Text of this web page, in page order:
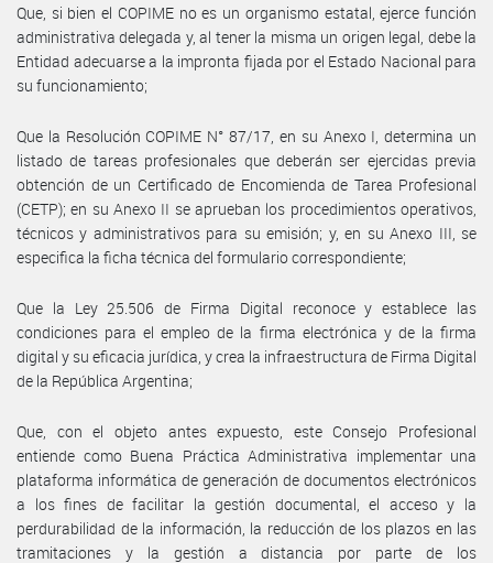
Que, si bien el COPIME no es un organismo estatal, ejerce función
administrativa delegada y, al tener la misma un origen legal, debe la
Entidad adecuarse a la impronta fijada por el Estado Nacional para
su funcionamiento;
Que la Resolución COPIME N° 87/17, en su Anexo I, determina un
listado de tareas profesionales que deberán ser ejercidas previa
obtención de un Certificado de Encomienda de Tarea Profesional
(CETP); en su Anexo II se aprueban los procedimientos operativos,
técnicos y administrativos para su emisión; y, en su Anexo III, se
especifica la ficha técnica del formulario correspondiente;
Que la Ley 25.506 de Firma Digital reconoce y establece las
condiciones para el empleo de la firma electrónica y de la firma
digital y su eficacia jurídica, y crea la infraestructura de Firma Digital
de la República Argentina;
Que, con el objeto antes expuesto, este Consejo Profesional
entiende como Buena Práctica Administrativa implementar una
plataforma informática de generación de documentos electrónicos
a los fines de facilitar la gestión documental, el acceso y la
perdurabilidad de la información, la reducción de los plazos en las
tramitaciones y la gestión a distancia por parte de los